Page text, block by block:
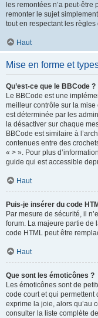
les remontées n’a peut-
remonter le sujet
tout en respectant les règles
Haut
Mise en forme et
Qu’est-ce que le BBCode ?
Le BBCode est une
meilleur contrôle sur la mise
est déterminée par les
la désactiver sur chaque
BBCode est similaire à
contenues entre des
« > ». Pour plus
guide qui est accessible
Haut
Puis-je insérer du code
Par mesure de sécurité, il
forum. La majeure partie de
code HTML peut être
Haut
Que sont les émoticônes ?
Les émoticônes sont de
code court et qui permettent
exprime la joie, alors qu’au
consulter la liste complète